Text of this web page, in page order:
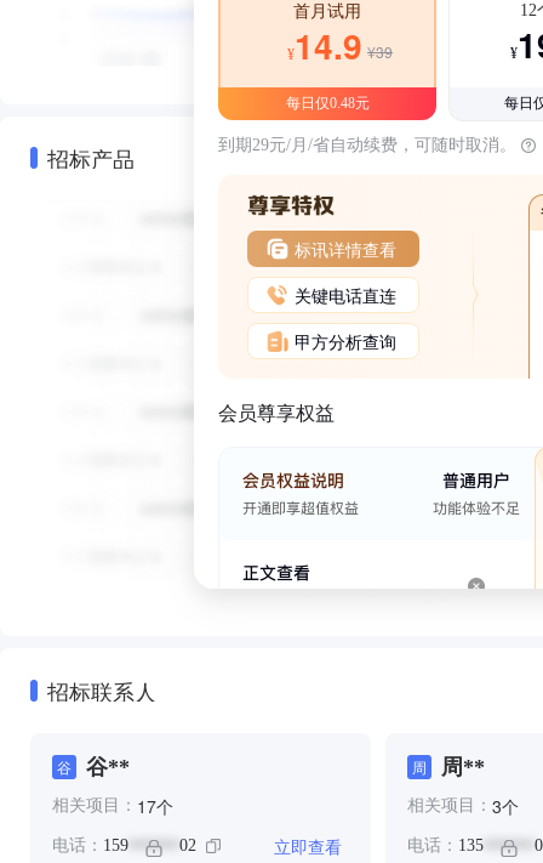
招标产品
首月试用
¥14.9 ¥39
每日仅0.48元
12
¥
每日
到期29元/月/省自动续费，可随时取消。
标讯详情查看
关键电话直连
甲方分析查询
会员尊享权益
招标联系人
谷 谷**
相关项目： 17个
电话： 159 ****** 02 立即查看
周 周**
相关项目： 3个
电话： 135******